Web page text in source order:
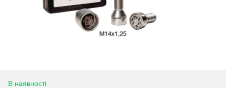
В наявності